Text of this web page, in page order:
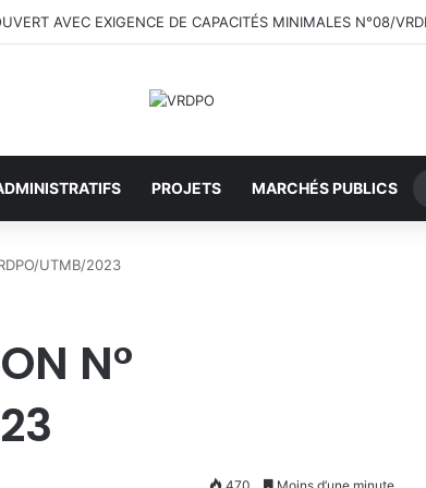
AVEC EXIGENCE DE CAPACITÉS MINIMALES N°08/
PROJETS MARCHÉS PUBLICS
UTMB/2023
N°